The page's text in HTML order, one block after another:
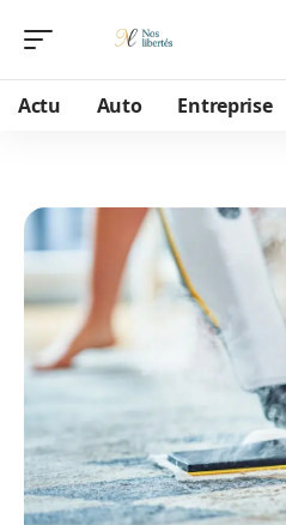
Actu Auto Entreprise